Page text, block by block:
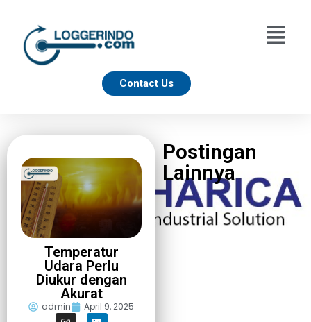
Contact Us
Temperatur
Udara Perlu
Diukur dengan
Akurat
admin April 9, 2025
Postingan
Lainnya